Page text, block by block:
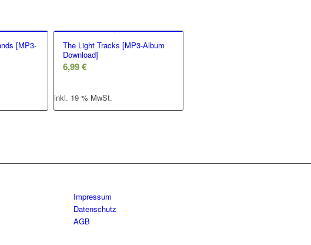
[MP3-
The Light Tracks [MP3-Album
Download]
6,99€
inkl. 19 % MwSt.
Impressum
Datenschutz
AGB